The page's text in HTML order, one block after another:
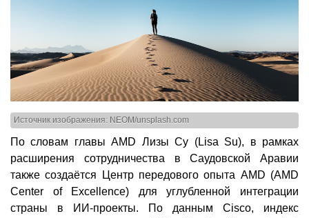
Источник изображения: NEOM/unsplash.com
По словам главы AMD Лизы Су (Lisa Su), в рамках
расширения сотрудничества в Саудовской Аравии
также создаётся Центр передового опыта AMD (AMD
Center of Excellence) для углубленной интеграции
страны в ИИ-проекты. По данным Cisco, индекс